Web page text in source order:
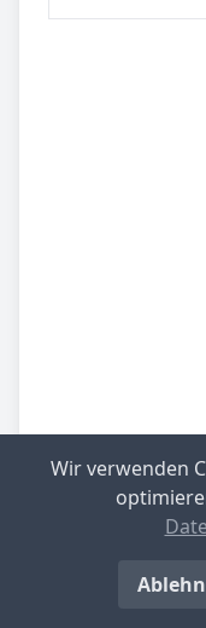
Be­sied­lung
Be­lieb­te Rei­se­zie­le
Wir verwenden